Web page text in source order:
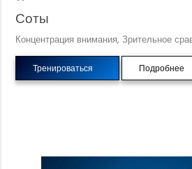
Соты
Концентрация внимания, Зрительное
Тренироваться Подробнее